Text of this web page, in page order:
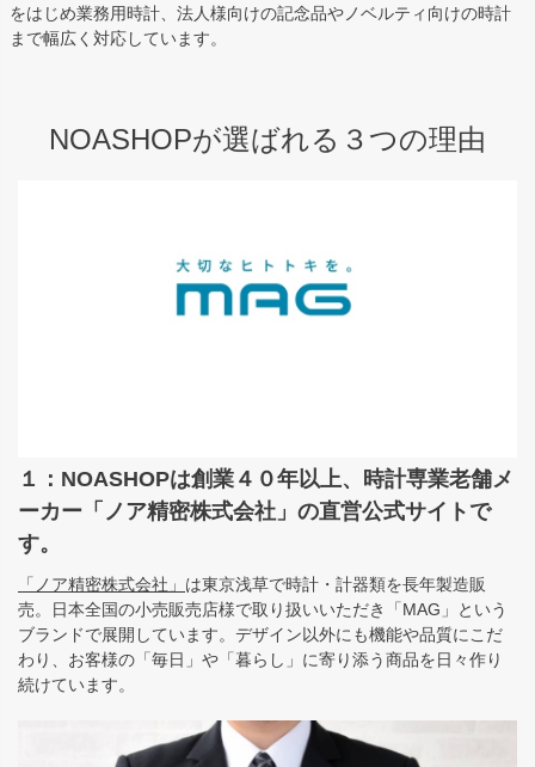
をはじめ業務用時計、法人様向けの記念品やノベルティ向けの時計
まで幅広く対応しています。
NOASHOPが選ばれる３つの理由
１：NOASHOPは創業４０年以上、時計専業老舗メ
ーカー「ノア精密株式会社」の直営公式サイトで
す。
「ノア精密株式会社」 は東京浅草で時計・計器類を長年製造販
売。日本全国の小売販売店様で取り扱いいただき「MAG」という
ブランドで展開しています。デザイン以外にも機能や品質にこだ
わり、お客様の「毎日」や「暮らし」に寄り添う商品を日々作り
続けています。